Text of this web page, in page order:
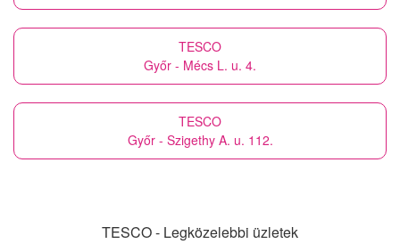
TESCO
Győr - Mécs L. u. 4.
TESCO
Győr - Szigethy A. u. 112.
TESCO - Legközelebbi üzletek